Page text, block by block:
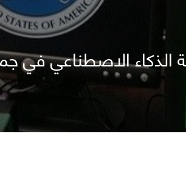
الذكاء الاصطناعي في